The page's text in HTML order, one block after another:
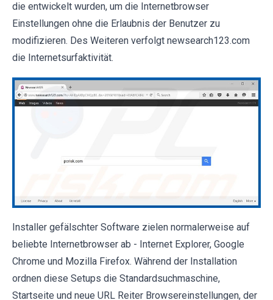
die entwickelt wurden, um die Internetbrowser
Einstellungen ohne die Erlaubnis der Benutzer zu
modifizieren. Des Weiteren verfolgt newsearch123.com
die Internetsurfaktivität.
Installer gefälschter Software zielen normalerweise auf
beliebte Internetbrowser ab - Internet Explorer, Google
Chrome und Mozilla Firefox. Während der Installation
ordnen diese Setups die Standardsuchmaschine,
Startseite und neue URL Reiter Browsereinstellungen, der